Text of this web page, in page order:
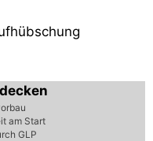
am Start
GLP